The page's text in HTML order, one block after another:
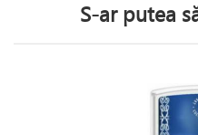
S-ar putea